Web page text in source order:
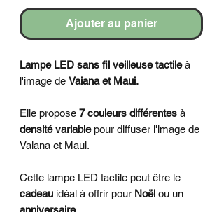
Ajouter au panier
Lampe LED sans fil veilleuse tactileà
l'image de Vaiana et Maui.
Elle propose 7 couleurs différentes à
densité variablepour diffuser l'image de
Vaiana et Maui.
Cette lampe LED tactile peut être le
cadeau idéal à offrir pour Noël ou un
anniversaire